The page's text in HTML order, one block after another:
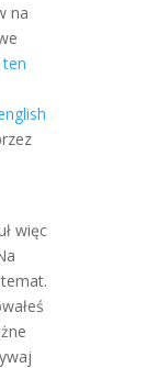
na
więc